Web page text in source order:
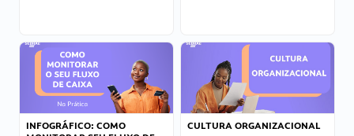
INFOGRÁFICO: COMO
CULTURA ORGANIZACIONAL